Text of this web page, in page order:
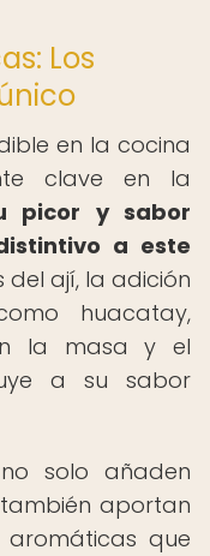
Los
en la cocina
clave en la
picor y sabor
a este
del ají, la adición
huacatay,
la masa y el
a su sabor
solo añaden
aportan
aromáticas que